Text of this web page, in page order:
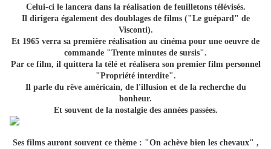
Celui-ci le lancera dans la réalisation de feuilletons télévisés.
Il dirigera également des doublages de films ("Le guépard" de
Visconti).
Et 1965 verra sa première réalisation au cinéma pour une oeuvre de
commande "Trente minutes de sursis".
Par ce film, il quittera la télé et réalisera son premier film personnel
"Propriété interdite".
Il parle du rêve américain, de l'illusion et de la recherche du
bonheur.
Et souvent de la nostalgie des années passées.
Ses films auront souvent ce thème : "On achève bien les chevaux" ,